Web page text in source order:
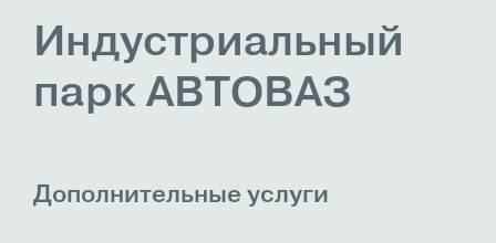
Индустриальный
парк АВТОВАЗ
Дополнительные услуги